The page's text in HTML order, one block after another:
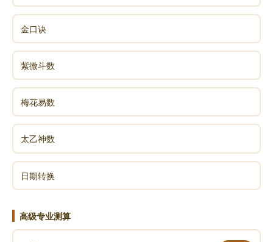
金口诀
紫微斗数
梅花易数
太乙神数
日期转换
高级专业测算